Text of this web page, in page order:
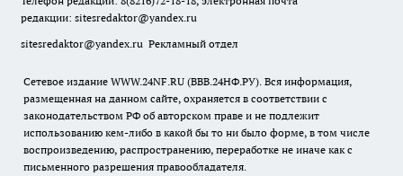
редакции: sitesredaktor@yandex.ru
sitesredaktor@yandex.ru Рекламный отдел
Сетевое издание WWW.24NF.RU (ВВВ.24НФ.РУ). Вся информация,
размещенная на данном сайте, охраняется в соответствии с
законодательством РФ об авторском праве и не подлежит
использованию кем-либо в какой бы то ни было форме, в том числе
воспроизведению, распространению, переработке не иначе как с
письменного разрешения правообладателя.